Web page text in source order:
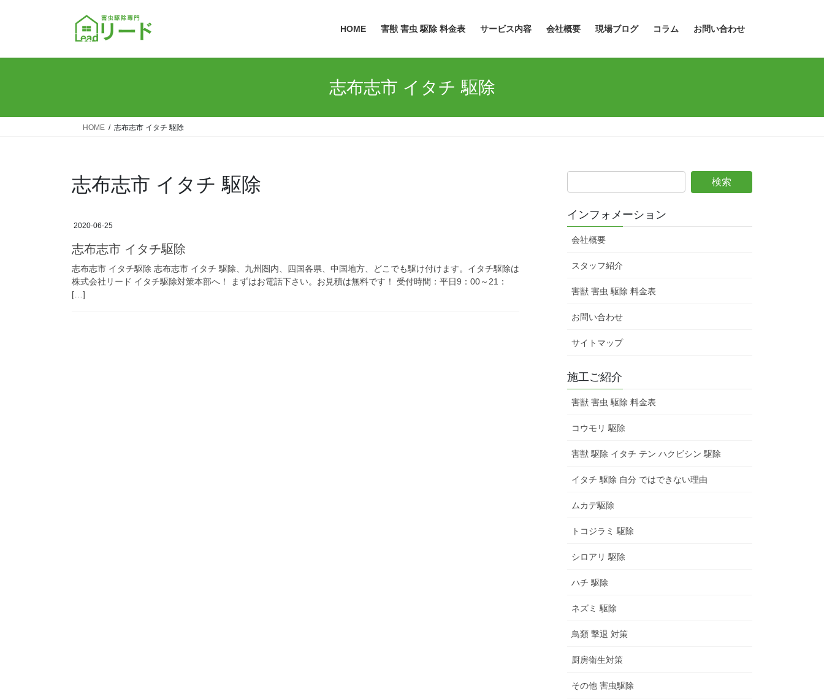
HOME 害獣 害虫 駆除 料金表 サービス内容 会社概要 現場ブログ コラム お問い合わせ
志布志市 イタチ 駆除
HOME 志布志市 イタチ 駆除
志布志市 イタチ 駆除
2020-06-25
志布志市 イタチ駆除
志布志市 イタチ駆除 志布志市 イタチ 駆除、九州圏内、四国各県、中国地方、どこでも駆け付けます。イタチ駆除は
株式会社リード イタチ駆除対策本部へ！ まずはお電話下さい。お見積は無料です！ 受付時間：平日9：00～21：
[…]
インフォメーション
会社概要
スタッフ紹介
害獣 害虫 駆除 料金表
お問い合わせ
サイトマップ
施工ご紹介
害獣 害虫 駆除 料金表
コウモリ 駆除
害獣 駆除 イタチ テン ハクビシン 駆除
イタチ 駆除 自分 ではできない理由
ムカデ駆除
トコジラミ 駆除
シロアリ 駆除
ハチ 駆除
ネズミ 駆除
鳥類 撃退 対策
厨房衛生対策
その他 害虫駆除